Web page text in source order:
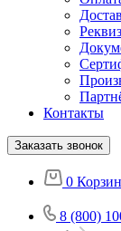
Контакты
Заказать звонок
0
8 (800)